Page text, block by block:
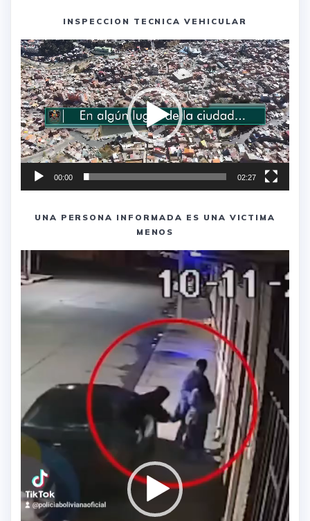
INSPECCION TECNICA VEHICULAR
Reproductor
de
vídeo
00:00 02:27
UNA PERSONA INFORMADA ES UNA VICTIMA
MENOS
Reproductor
de
vídeo